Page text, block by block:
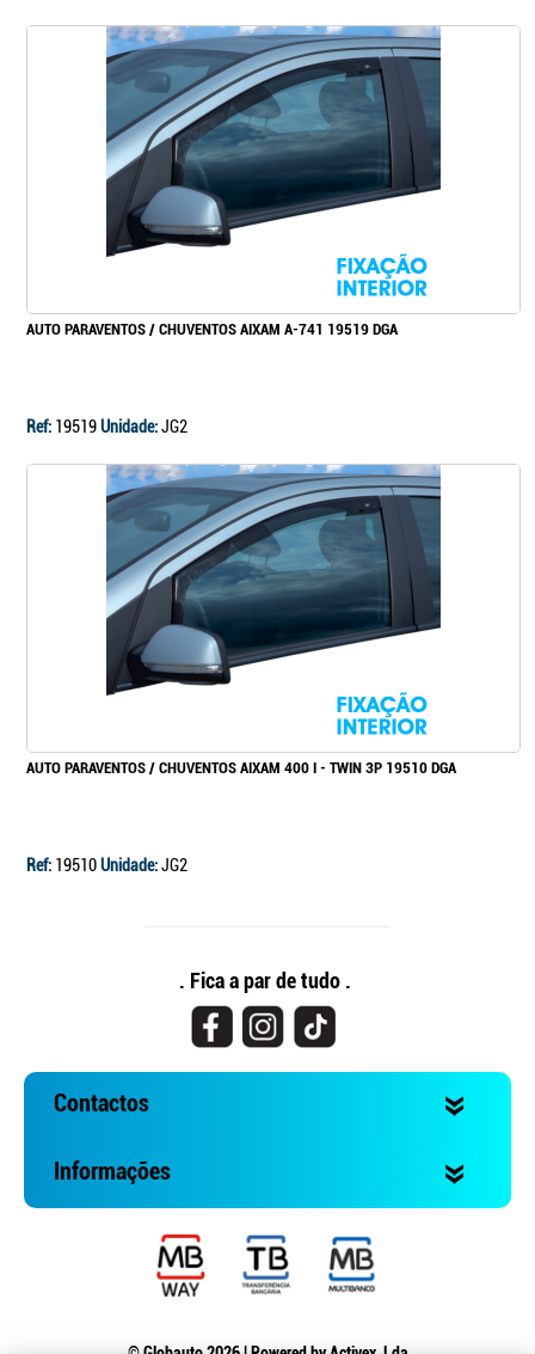
AUTO PARAVENTOS / CHUVENTOS AIXAM A-741 19519 DGA
Ref: 19519Unidade:JG2
AUTO PARAVENTOS / CHUVENTOS AIXAM 400 I - TWIN 3P 19510 DGA
Ref: 19510Unidade:JG2
. Fica a par de tudo .
Contactos
Informações